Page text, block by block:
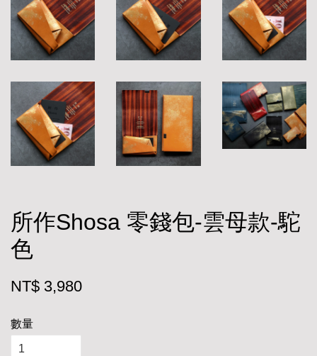
所作Shosa 零錢包-雲母款-駝
色
NT$ 3,980
數量